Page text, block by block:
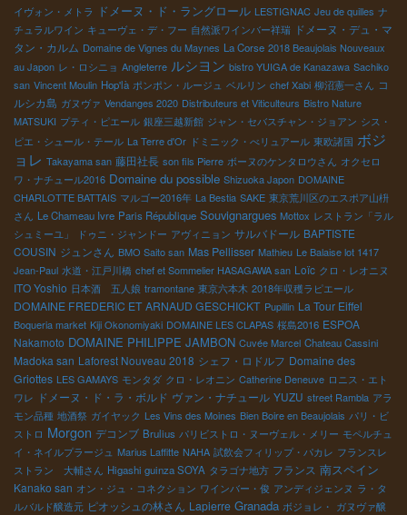
イヴォン・メトラ ドメーヌ・ド・ラングロール LESTIGNAC Jeu de quilles ナ
チュラルワイン キューヴェ・デ・フー 自然派ワインバー祥瑞 ドメーヌ・デュ・マ
タン・カルム Domaine de Vignes du Maynes La Corse 2018 Beaujolais Nouveaux
au Japon レ・ロシニョ Angleterre ルシヨン bistro YUIGA de Kanazawa Sachiko
san Vincent Moulin Hop'là ポンポン・ルージュ ベルリン chef Xabi 柳沼憲一さん コ
ルシカ島 ガヌヴァ Vendanges 2020 Distributeurs et Viticulteurs Bistro Nature
MATSUKI プティ・ピエール 銀座三越新館 ジャン・セバスチャン・ジョアン シス・
ピエ・シュール・テール La Terre d'Or ドミニック・べリュアール 東欧諸国 ボジ
ョレ Takayama san 藤田社長 son fils Pierre ボーヌのケンタロウさん オクセロ
ワ・ナチュール2016 Domaine du possible Shizuoka Japon DOMAINE
CHARLOTTE BATTAIS マルゴー2016年 La Bestia SAKE 東京荒川区のエスポア山枡
さん Le Chameau Ivre Paris République Souvignargues Mottox レストラン「ラル
シュミーユ」
ドゥニ・ジャンドー アヴィニョン サルバドール BAPTISTE
COUSIN ジュンさん BMO Saito san Mas Pellisser Mathieu Le Balaise lot 1417
Jean-Paul 水道・江戸川橋 chef et Sommelier HASAGAWA san Loïc クロ・レオニヌ
ITO Yoshio 日本酒 五人娘 tramontane 東京六本木 2018年収穫ラピエール
DOMAINE FREDERIC ET ARNAUD GESCHICKT Pupillin La Tour Eiffel
Boqueria market Kiji Okonomiyaki DOMAINE LES CLAPAS 桜島2016 ESPOA
Nakamoto DOMAINE PHILIPPE JAMBON Cuvée Marcel Chateau Cassini
Madoka san Laforest Nouveau 2018 シェフ・ロドルフ Domaine des
Griottes LES GAMAYS モンタダ クロ・レオニン Catherine Deneuve ロニス・エト
ワレ ドメーヌ・ド・ラ・ボルド ヴァン・ナチュール YUZU street Rambla アラ
モン品種 地酒祭 ガイヤック Les Vins des Moines Bien Boire en Beaujolais パリ・ビ
ストロ Morgon デコンブ Brulius パリビストロ・ヌーヴェル・メリー モペルチュ
イ・ネイルプラージュ Marius Laffitte NAHA 試飲会フィリップ・パカレ フランスレ
ストラン 大輔さん Higashi guinza SOYA タラゴナ地方 フランス 南スペイン
Kanako san オン・ジュ・コネクション ワインバー・俊 アンディジェンヌ ラ・タ
ルバルド醸造元 ピオッシュの林さん Lapierre Granada ボジョレ・ ガヌヴァ醸